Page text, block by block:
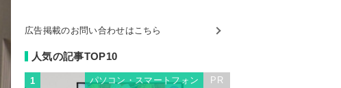
広告掲載のお問い合わせはこちら
人気の記事TOP10
1 パソコン・スマートフォン PR